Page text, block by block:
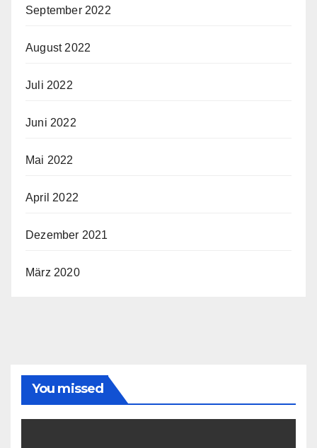
September 2022
August 2022
Juli 2022
Juni 2022
Mai 2022
April 2022
Dezember 2021
März 2020
You missed